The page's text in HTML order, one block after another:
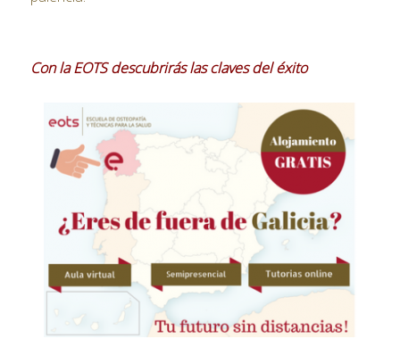
Con la EOTS descubrirás las claves del éxito